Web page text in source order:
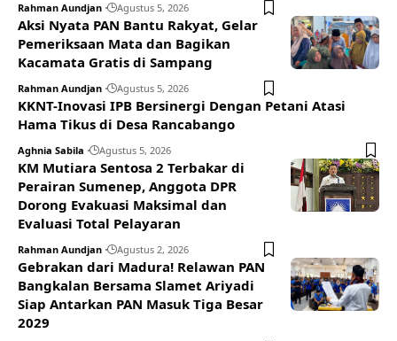
Rahman Aundjan Agustus 5, 2026
Aksi Nyata PAN Bantu Rakyat, Gelar
Pemeriksaan Mata dan Bagikan
Kacamata Gratis di Sampang
Rahman Aundjan Agustus 5, 2026
KKNT-Inovasi IPB Bersinergi Dengan Petani Atasi
Hama Tikus di Desa Rancabango
Aghnia Sabila Agustus 5, 2026
KM Mutiara Sentosa 2 Terbakar di
Perairan Sumenep, Anggota DPR
Dorong Evakuasi Maksimal dan
Evaluasi Total Pelayaran
Rahman Aundjan Agustus 2, 2026
Gebrakan dari Madura! Relawan PAN
Bangkalan Bersama Slamet Ariyadi
Siap Antarkan PAN Masuk Tiga Besar
2029